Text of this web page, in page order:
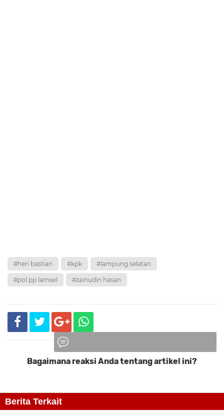
#heri bastian #kpk #lampung selatan
#pol pp lamsel #zainudin hasan
Komentar
Bagaimana reaksi Anda tentang artikel ini?
Berita Terkait